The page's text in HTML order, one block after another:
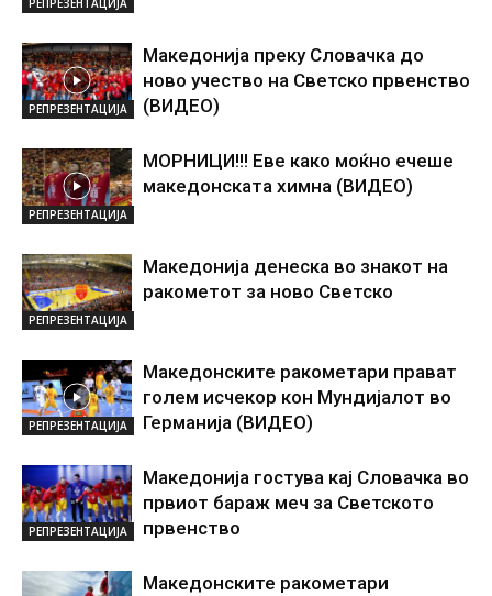
РЕПРЕЗЕНТАЦИЈА
Македонија преку Словачка до
ново учество на Светско првенство
(ВИДЕО)
РЕПРЕЗЕНТАЦИЈА
МОРНИЦИ!!! Еве како моќно ечеше
македонската химна (ВИДЕО)
РЕПРЕЗЕНТАЦИЈА
Македонија денеска во знакот на
ракометот за ново Светско
РЕПРЕЗЕНТАЦИЈА
Македонските ракометари прават
голем исчекор кон Мундијалот во
Германија (ВИДЕО)
РЕПРЕЗЕНТАЦИЈА
Македонија гостува кај Словачка во
првиот бараж меч за Светското
првенство
Македонските ракометари